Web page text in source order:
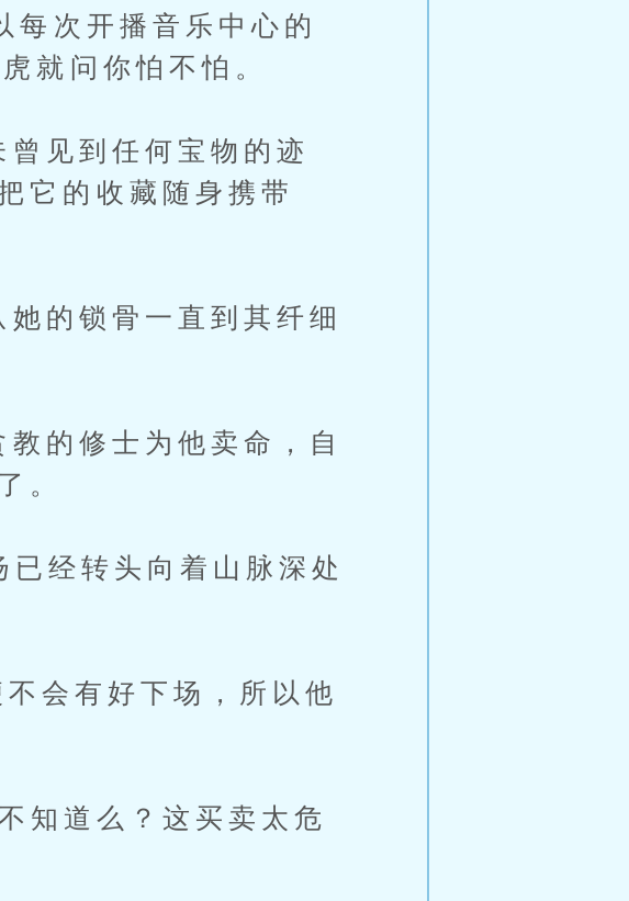
每次开播音乐中心的
就问你怕不怕。
见到任何宝物的迹
它的收藏随身携带
的锁骨一直到其纤细
的修士为他卖命，自
。
经转头向着山脉深处
会有好下场，所以他
知道么？这买卖太危